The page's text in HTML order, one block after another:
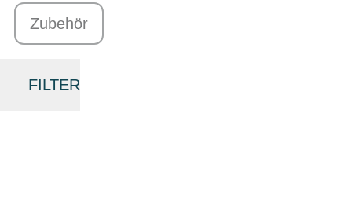
Zubehör
FILTER